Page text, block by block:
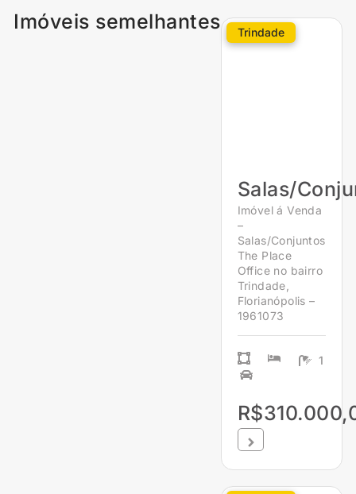
Imóveis semelhantes Trindade
Salas/
Imóvel á Venda
–
Salas/Conjuntos
The Place
Office no bairro
Trindade,
Florianópolis –
1961073
1